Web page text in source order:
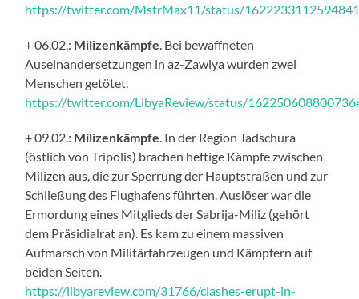
https://twitter.com/MstrMax11/status/
+ 06.02.: Milizenkämpfe . Bei bewaffneten
Auseinandersetzungen in az-Zawiya wurden zwei
Menschen getötet.
https://twitter.com/LibyaReview/status/
+ 09.02.: Milizenkämpfe . In der Region Tadschura
(östlich von Tripolis) brachen heftige Kämpfe zwischen
Milizen aus, die zur Sperrung der Hauptstraßen und zur
Schließung des Flughafens führten. Auslöser war die
Ermordung eines Mitglieds der Sabrija-Miliz (gehört
dem Präsidialrat an). Es kam zu einem massiven
Aufmarsch von Militärfahrzeugen und Kämpfern auf
beiden Seiten.
https://libyareview.com/31766/clashes-erupt-in-